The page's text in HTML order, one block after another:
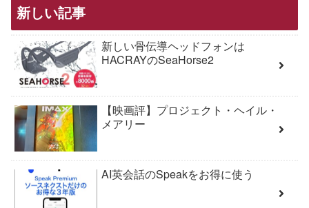
新しい記事
新しい骨伝導ヘッドフォンは
HACRAYのSeaHorse2
【映画評】プロジェクト・ヘイル・
メアリー
AI英会話のSpeakをお得に使う